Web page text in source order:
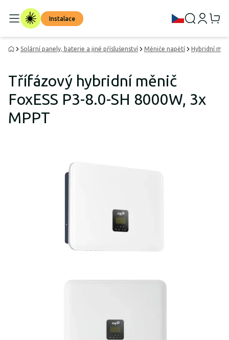
Instalace
Solární panely, baterie a jiné příslušenství Měniče napětí Hybridní
Třífázový hybridní měnič
FoxESS P3-8.0-SH 8000W, 3x
MPPT